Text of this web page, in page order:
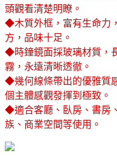
頭觀看清楚明瞭。
◆木質外框，富有生命力
方，品味十足。
◆時鐘鏡面採玻璃材質，
霧，永遠清晰透徹。
◆幾何線條帶出的優雅質
個主體感觀發揮到極致。
◆適合客廳、臥房、書房
族、商業空間等使用。